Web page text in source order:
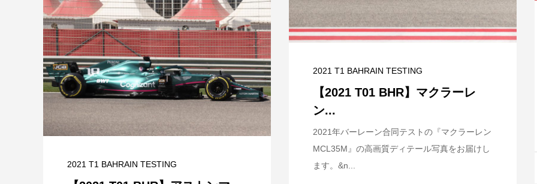
2021 T1 BAHRAIN TESTING
【2021 T01 BHR】マクラーレ
ン...
2021年バーレーン合同テストの『マクラーレン
MCL35M』の高画質ディテール写真をお届けし
ます。&n...
2021 T1 BAHRAIN TESTING